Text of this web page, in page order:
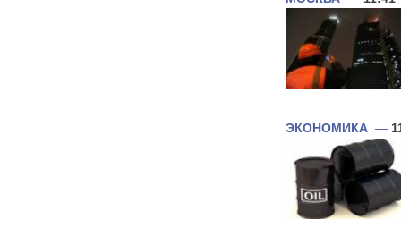
ЭКОНОМИКА —